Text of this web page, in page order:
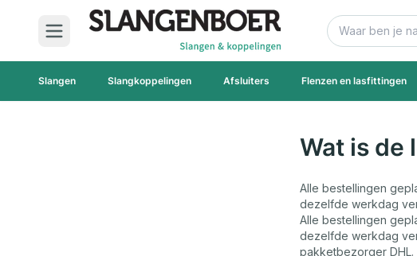
Ga naar de inhoud
Zoek
Slangen Slangkoppelingen Afsluiters Flenzen en lasfittingen
Wat is de
Alle bestellingen
dezelfde werkdag
Alle bestellingen
dezelfde werkdag
pakketbezorger